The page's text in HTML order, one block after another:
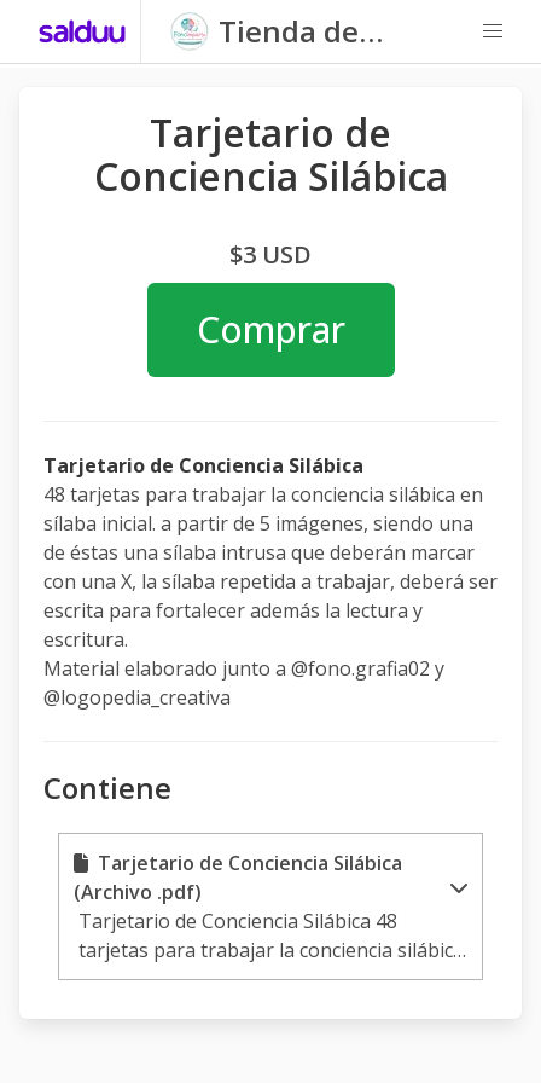
Tienda de
Fonoimparte
Tarjetario de
Conciencia Silábica
$3 USD
Comprar
Tarjetario de Conciencia Silábica
48 tarjetas para trabajar la conciencia silábica en
sílaba inicial. a partir de 5 imágenes, siendo una
de éstas una sílaba intrusa que deberán marcar
con una X, la sílaba repetida a trabajar, deberá ser
escrita para fortalecer además la lectura y
escritura.
Material elaborado junto a @fono.grafia02 y
@logopedia_creativa
Contiene
Tarjetario de Conciencia Silábica
(Archivo .pdf)
Tarjetario de Conciencia Silábica 48
tarjetas para trabajar la conciencia silábica
en sílaba inicial. a partir de 5 imágenes,